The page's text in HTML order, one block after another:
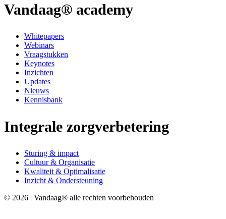
Vandaag® academy
Whitepapers
Webinars
Vraagstukken
Keynotes
Inzichten
Updates
Nieuws
Kennisbank
Integrale zorgverbetering
Sturing & impact
Cultuur & Organisatie
Kwaliteit & Optimalisatie
Inzicht & Ondersteuning
© 2026 | Vandaag® alle rechten voorbehouden